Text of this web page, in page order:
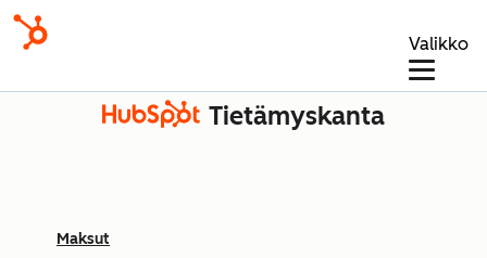
Valikko
Tietämyskanta
Maksut